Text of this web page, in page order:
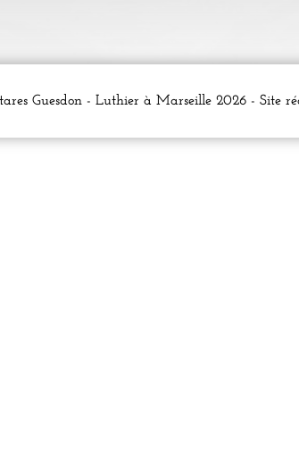
Guesdon - Luthier à Marseille 2026 - Site